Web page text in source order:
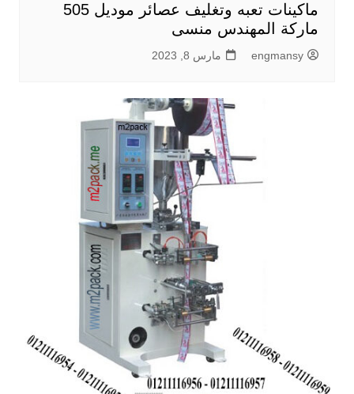
ماكينات تعبه وتغليف عصائر موديل 505
ماركة المهندس منسى
engmansy مارس 8, 2023